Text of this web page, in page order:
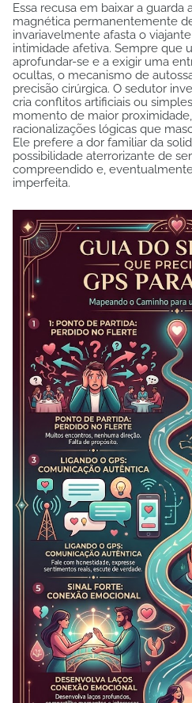
Essa recusa em baixar a
magnética permanentemente
invariavelmente afasta o
intimidade afetiva. Sempre que
aprofundar-se e a exigir uma
ocultas, o mecanismo de
precisão cirúrgica. O sedutor
cria conflitos artificiais ou
momento de maior
racionalizações lógicas que
Ele prefere a dor familiar da
possibilidade aterrorizante de
compreendido e,
imperfeita.